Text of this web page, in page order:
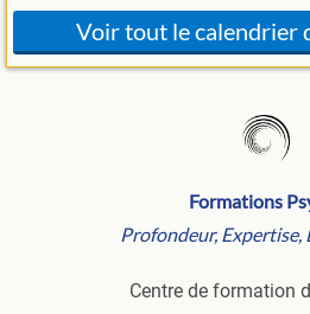
Voir tout le calendrier
Formations
Profondeur, Expertise,
Centre de formation